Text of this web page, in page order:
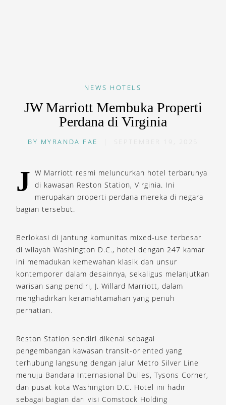
NEWS HOTELS
JW Marriott Membuka Properti
Perdana di Virginia
BY MYRANDA FAE SEPTEMBER 19, 2025
J W Marriott resmi meluncurkan hotel terbarunya
di kawasan Reston Station, Virginia. Ini
merupakan properti perdana mereka di negara
bagian tersebut.
Berlokasi di jantung komunitas mixed-use terbesar
di wilayah Washington D.C., hotel dengan 247 kamar
ini memadukan kemewahan klasik dan unsur
kontemporer dalam desainnya, sekaligus melanjutkan
warisan sang pendiri, J. Willard Marriott, dalam
menghadirkan keramahtamahan yang penuh
perhatian.
Reston Station sendiri dikenal sebagai
pengembangan kawasan transit-oriented yang
terhubung langsung dengan jalur Metro Silver Line
menuju Bandara Internasional Dulles, Tysons Corner,
dan pusat kota Washington D.C. Hotel ini hadir
sebagai bagian dari visi Comstock Holding